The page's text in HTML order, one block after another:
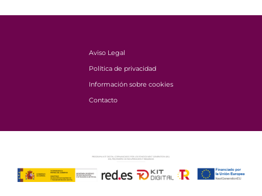
Aviso Legal
Política de privacidad
Información sobre cookies
Contacto